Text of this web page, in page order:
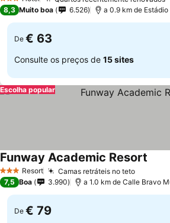
3 Estrelas
8,3 Muito boa 6.526 a 0.9 km de
De € 63
Consulte os preços de 15 sites
Escolha popular
3 EstrelasResort Camas retráteis no tetoVer
Funway Academic Resort
7,5 Boa 3.990 a 1.0 km de Calle Bravo
De € 79